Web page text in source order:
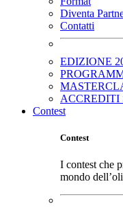
Diventa
Contatti
EDIZIONE
ACCREDITI
Contest
Contest
I contest che
mondo